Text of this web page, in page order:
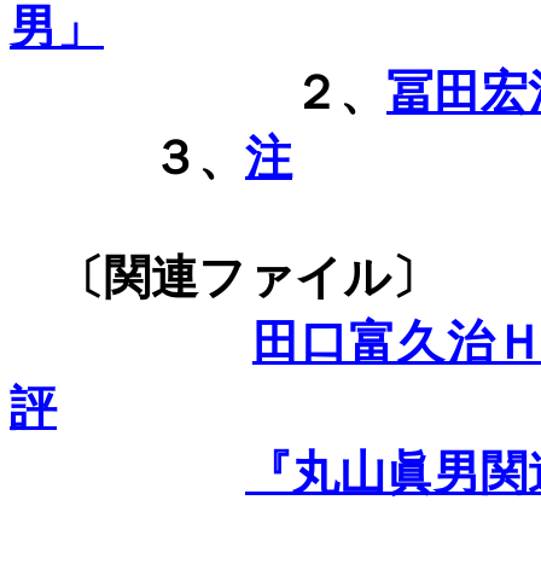
男」
２、 冨田
３、 注
〔関連ファ
田口富久治
評
『丸山眞男